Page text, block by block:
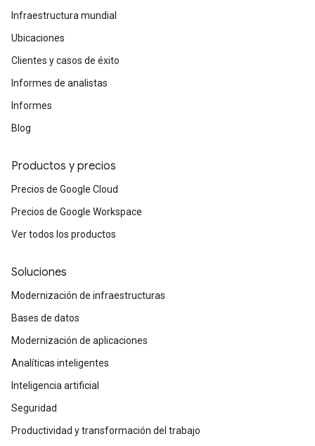
Infraestructura mundial
Ubicaciones
Clientes y casos de éxito
Informes de analistas
Informes
Blog
Productos y precios
Precios de Google Cloud
Precios de Google Workspace
Ver todos los productos
Soluciones
Modernización de infraestructuras
Bases de datos
Modernización de aplicaciones
Analíticas inteligentes
Inteligencia artificial
Seguridad
Productividad y transformación del trabajo